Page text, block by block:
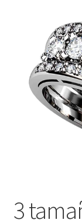
Pendientes
Colgantes
Sobre nosotros
3